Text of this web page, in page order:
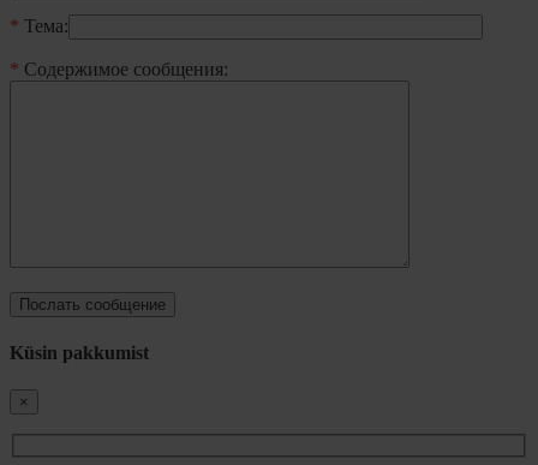
* Тема:
* Содержимое сообщения:
Küsin pakkumist
×